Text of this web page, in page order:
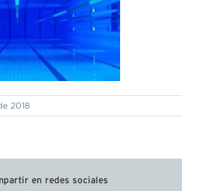
2018
en redes sociales